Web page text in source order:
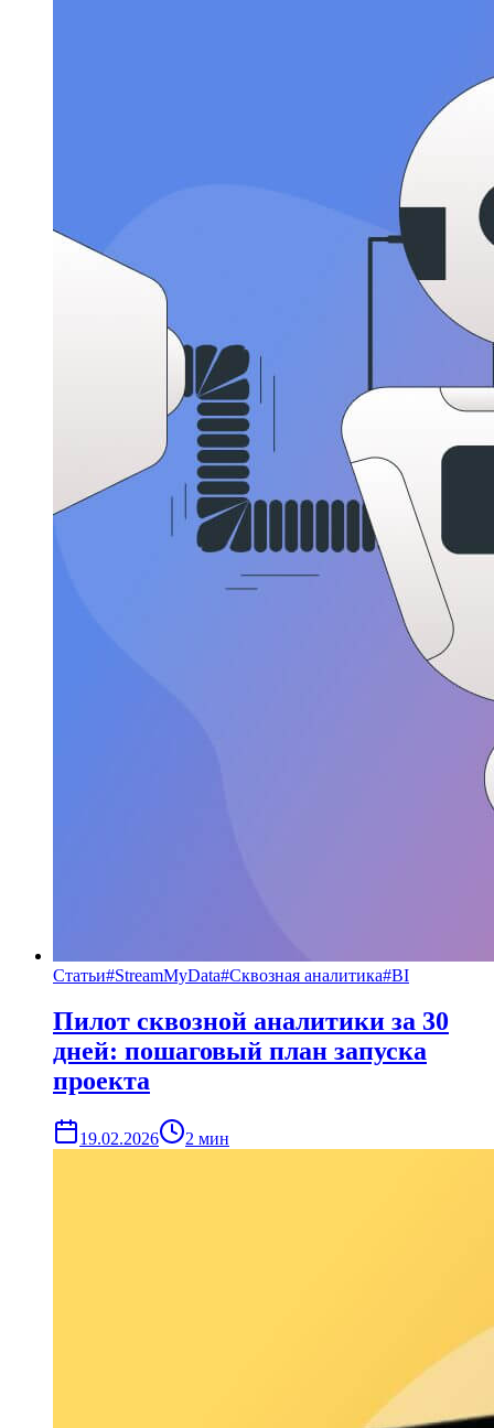
Статьи#StreamMyData#Сквозная аналитика#BI
Пилот сквозной аналитики за 30
дней: пошаговый план запуска
проекта
19.02.2026 2 мин